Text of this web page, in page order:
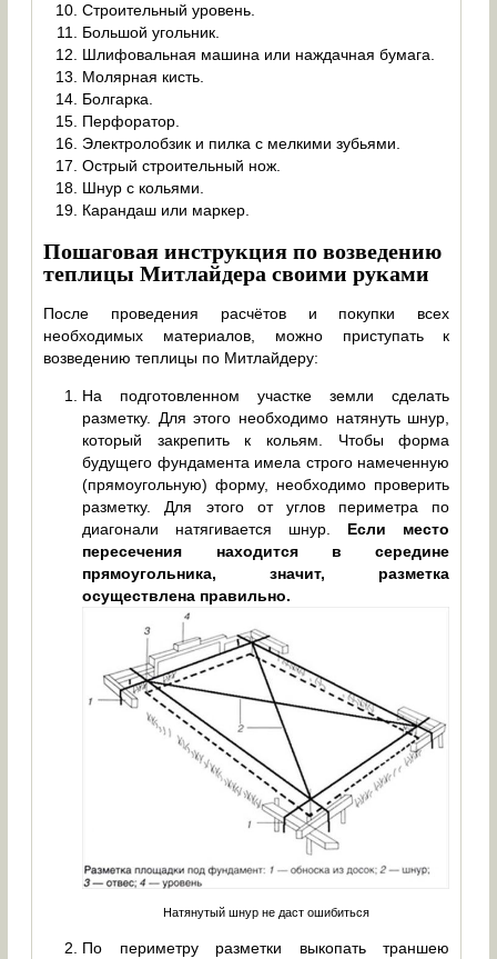
Строительный уровень.
Большой угольник.
Шлифовальная машина или наждачная бумага.
Молярная кисть.
Болгарка.
Перфоратор.
Электролобзик и пилка с мелкими зубьями.
Острый строительный нож.
Шнур с кольями.
Карандаш или маркер.
Пошаговая инструкция по возведению
теплицы Митлайдера своими руками
После проведения расчётов и покупки всех
необходимых материалов, можно приступать к
возведению теплицы по Митлайдеру:
На подготовленном участке земли сделать
разметку. Для этого необходимо натянуть шнур,
который закрепить к кольям. Чтобы форма
будущего фундамента имела строго намеченную
(прямоугольную) форму, необходимо проверить
разметку. Для этого от углов периметра по
диагонали натягивается шнур. Если место
пересечения находится в середине
прямоугольника, значит, разметка
осуществлена правильно.
Натянутый шнур не даст ошибиться
По периметру разметки выкопать траншею